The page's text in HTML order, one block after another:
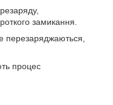
замикання.
перезаряджаються,
процес